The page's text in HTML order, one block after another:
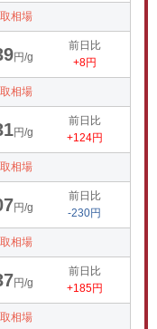
相場
円/g
前日比
+8円
相場
円/g
前日比
+124円
相場
円/g
前日比
-230円
相場
円/g
前日比
+185円
相場